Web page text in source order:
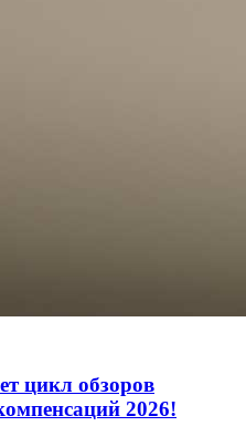
цикл обзоров
2026!